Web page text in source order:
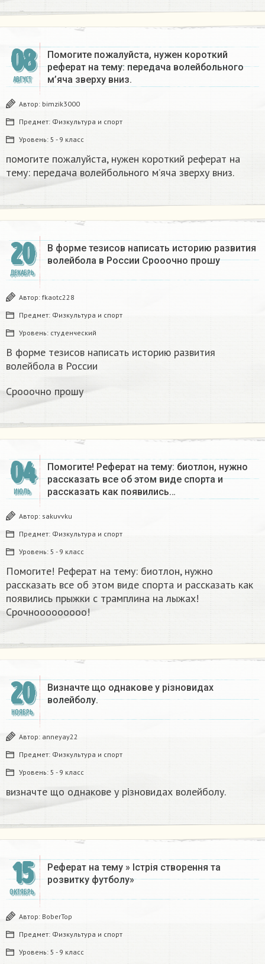
08
АВГУСТ
Помогите пожалуйста, нужен короткий
реферат на тему: передача волейбольного
м’яча зверху вниз. ​
Автор: bimzik3000
Предмет: Физкультура и спорт
Уровень: 5 - 9 класс
помогите пожалуйста, нужен короткий реферат на
тему: передача волейбольного м’яча зверху вниз. ​
20
ДЕКАБРЬ
В форме тезисов написать историю развития
волейбола в России Срооочно прошу
Автор: fkaotc228
Предмет: Физкультура и спорт
Уровень: студенческий
В форме тезисов написать историю развития
волейбола в России
Срооочно прошу
04
ИЮЛЬ
Помогите! Реферат на тему: биотлон, нужно
рассказать все об этом виде спорта и
рассказать как появились…
Автор: sakuvvku
Предмет: Физкультура и спорт
Уровень: 5 - 9 класс
Помогите! Реферат на тему: биотлон, нужно
рассказать все об этом виде спорта и рассказать как
появились прыжки с трамплина на лыжах!
Срочнооооооооо!
20
НОЯБРЬ
Визначте що однакове у різновидах
волейболу.
Автор: anneyay22
Предмет: Физкультура и спорт
Уровень: 5 - 9 класс
визначте що однакове у різновидах волейболу.
15
ОКТЯБРЬ
Реферат на тему » Істрія створення та
розвитку футболу»
Автор: BoberTop
Предмет: Физкультура и спорт
Уровень: 5 - 9 класс